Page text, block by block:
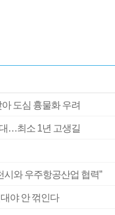
도심 흉물화 우려
대…최소 1년 고생길
와 우주항공산업 협력”
야 안 꺾인다